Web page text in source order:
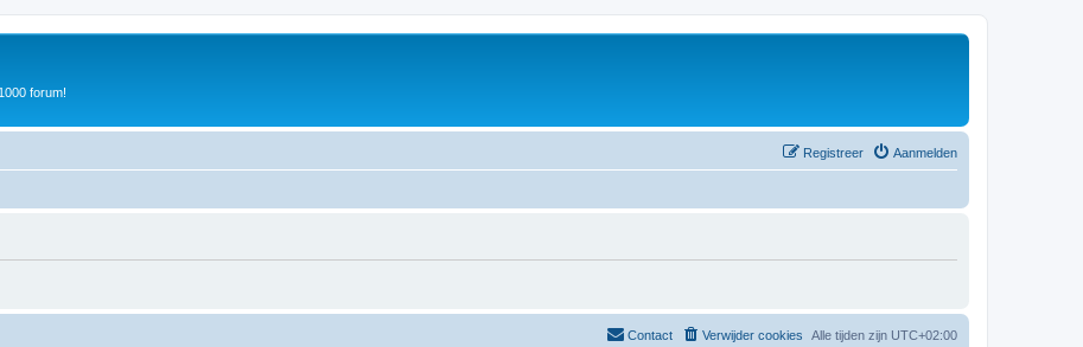
forum!
Aanmelden
Registreer
Alle tijden zijn UTC+02:00
Verwijder cookies
Contact